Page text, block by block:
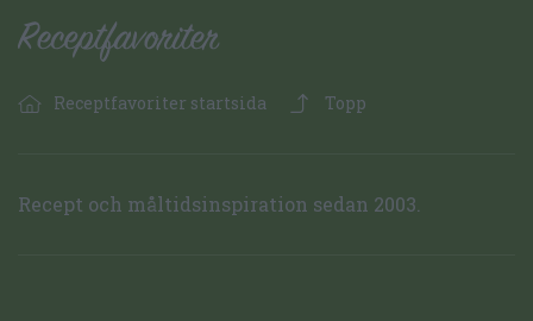
Receptfavoriter startsida Topp
Recept och måltidsinspiration sedan 2003.